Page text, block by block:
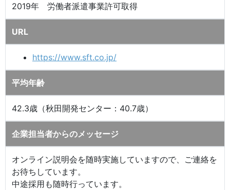
2019年 労働者派遣事業許可取得
URL
https://www.sft.co.jp/
平均年齢
42.3歳（秋田開発センター：40.7歳）
企業担当者からのメッセージ
オンライン説明会を随時実施していますので、ご連絡を
お待ちしています。
中途採用も随時行っています。